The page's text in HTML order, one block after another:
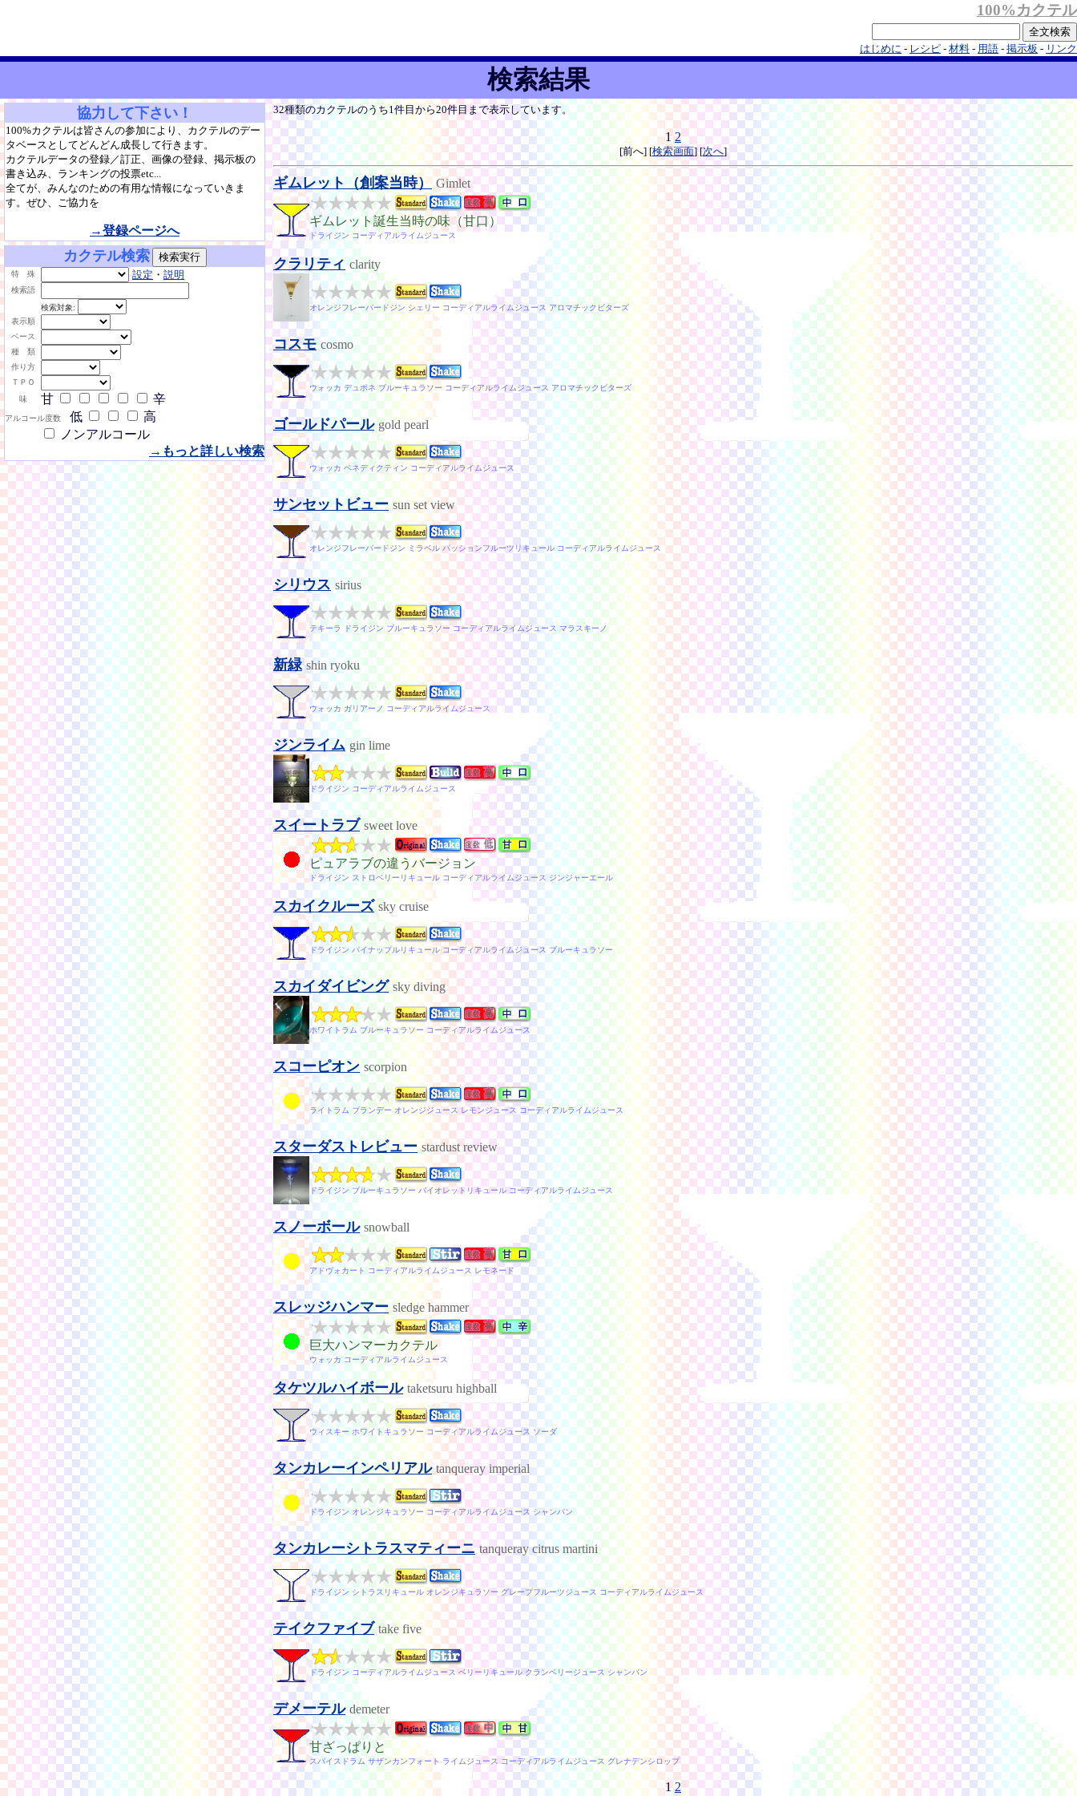
100%カクテル
はじめに - レシピ - 材料 - 用語 - 掲示板 - リンク
検索結果
協力して下さい！
100%カクテルは皆さんの参加により、カクテルのデー
タベースとしてどんどん成長して行きます。
カクテルデータの登録／訂正、画像の登録、掲示板の
書き込み、ランキングの投票etc...
全てが、みんなのための有用な情報になっていきま
す。ぜひ、ご協力を
→登録ページへ
カクテル検索
特 殊 設定 ・ 説明
検索語
検索対象:
表示順
ベース
種 類
作り方
ＴＰＯ
味
甘 辛
アルコール度数 低
高
ノンアルコール
→もっと詳しい検索
32種類のカクテルのうち1件目から20件目まで表示しています。
12
[前へ] [検索画面] [次へ]
ギムレット（創案当時） Gimlet
ギムレット誕生当時の味（甘口）
ドライジン コーディアルライムジュース
クラリティ clarity
オレンジフレーバードジン シェリー コーディアルライムジュース アロマチックビターズ
コスモ cosmo
ウォッカ デュポネ ブルーキュラソー コーディアルライムジュース アロマチックビターズ
ゴールドパール gold pearl
ウォッカ ベネディクティン コーディアルライムジュース
サンセットビュー sun set view
オレンジフレーバードジン ミラベル パッションフルーツリキュール コーディアルライムジュース
シリウス sirius
テキーラ ドライジン ブルーキュラソー コーディアルライムジュース マラスキーノ
新緑 shin ryoku
ウォッカ ガリアーノ コーディアルライムジュース
ジンライム gin lime
ドライジン コーディアルライムジュース
スイートラブ sweet love
ピュアラブの違うバージョン
ドライジン ストロベリーリキュール コーディアルライムジュース ジンジャーエール
スカイクルーズ sky cruise
ドライジン パイナップルリキュール コーディアルライムジュース ブルーキュラソー
スカイダイビング sky diving
ホワイトラム ブルーキュラソー コーディアルライムジュース
スコーピオン scorpion
ライトラム ブランデー オレンジジュース レモンジュース コーディアルライムジュース
スターダストレビュー stardust review
ドライジン ブルーキュラソー バイオレットリキュール コーディアルライムジュース
スノーボール snowball
アドヴォカート コーディアルライムジュース レモネード
スレッジハンマー sledge hammer
巨大ハンマーカクテル
ウォッカ コーディアルライムジュース
タケツルハイボール taketsuru highball
ウィスキー ホワイトキュラソー コーディアルライムジュース ソーダ
タンカレーインペリアル tanqueray imperial
ドライジン オレンジキュラソー コーディアルライムジュース シャンパン
タンカレーシトラスマティーニ tanqueray citrus martini
ドライジン シトラスリキュール オレンジキュラソー グレープフルーツジュース コーディアルライムジュース
テイクファイブ take five
ドライジン コーディアルライムジュース ベリーリキュール クランベリージュース シャンパン
デメーテル demeter
甘ざっぱりと
スパイスドラム サザンカンフォート ライムジュース コーディアルライムジュース グレナデンシロップ
12